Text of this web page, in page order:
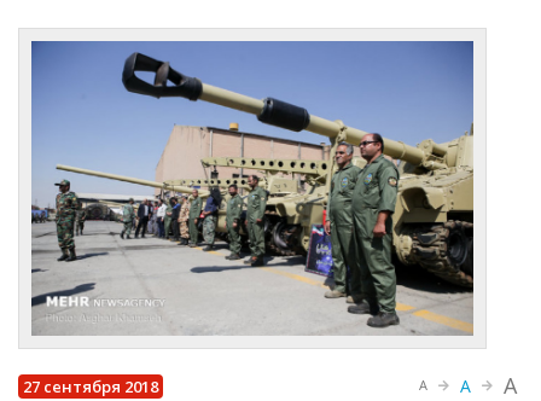
27 сентября 2018 A A A